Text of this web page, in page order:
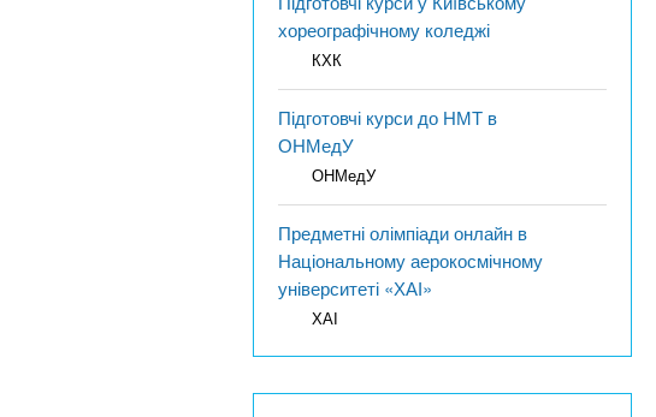
хореографічному коледжі
КХК
Підготовчі курси до НМТ в
ОНМедУ
ОНМедУ
Предметні олімпіади онлайн в
Національному аерокосмічному
університеті «ХАІ»
ХАІ